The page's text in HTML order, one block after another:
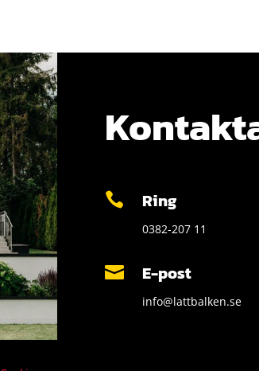
 Ring
0382-207 11
 E-post
info@lattbalken.se